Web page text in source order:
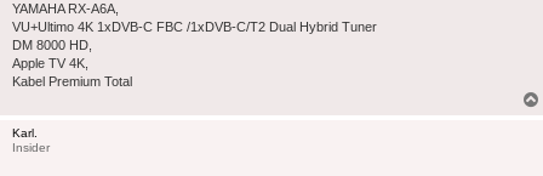
YAMAHA RX-A6A,
VU+Ultimo 4K 1xDVB-C FBC /1xDVB-C/T2 Dual Hybrid Tuner
DM 8000 HD,
Apple TV 4K,
Kabel Premium Total
Karl.
Insider